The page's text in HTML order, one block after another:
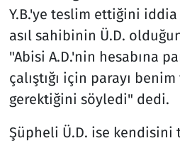
Y.B.'ye teslim ettiğini iddia
asıl sahibinin Ü.D.
"Abisi A.D.'nin hesabına
çalıştığı için parayı
gerektiğini söyledi" dedi.
Şüpheli Ü.D. ise kendisini